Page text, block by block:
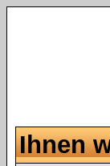
Ihnen